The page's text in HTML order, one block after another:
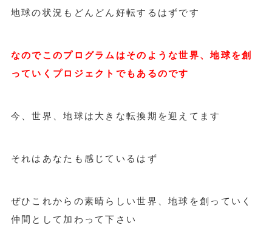
地球の状況もどんどん好転するはずです
なのでこのプログラムはそのような世界、地球を創
っていくプロジェクトでもあるのです
今、世界、地球は大きな転換期を迎えてます
それはあなたも感じているはず
ぜひこれからの素晴らしい世界、地球を創っていく
仲間として加わって下さい